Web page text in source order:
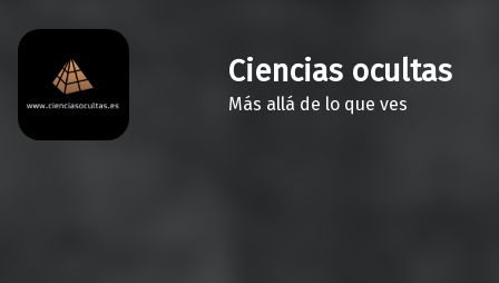
Ciencias ocultas
Más allá de lo que ves